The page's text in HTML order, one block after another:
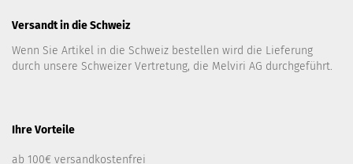
Versandt in die Schweiz
Wenn Sie Artikel in die Schweiz bestellen wird die Lieferung
durch unsere Schweizer Vertretung, die Melviri AG durchgeführt.
Ihre Vorteile
ab 100€ versandkostenfrei